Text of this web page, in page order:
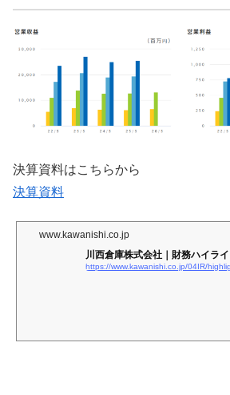
決算資料はこちらから
決算資料
www.kawanishi.co.jp
川西倉庫株式会社｜財務ハイライ
https://www.kawanishi.co.jp/04IR/